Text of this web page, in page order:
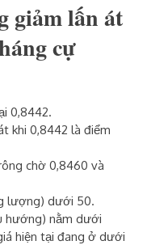
giảm lấn át
cự
0,8442.
khi 0,8442 là điểm
chờ 0,8460 và
lượng) dưới 50.
hướng) nằm dưới
hiện tại đang ở dưới